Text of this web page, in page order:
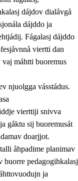
dájdov dialåvgå
dájddo ja
Fágalasj dájddo
viertti dan
máhtti buoremus
njuolgga vásstádus.
vierttiji snivva
gåktu sij buoremusát
doarjjot.
åhpadime planimav
buorre pedagogihkalasj
ja